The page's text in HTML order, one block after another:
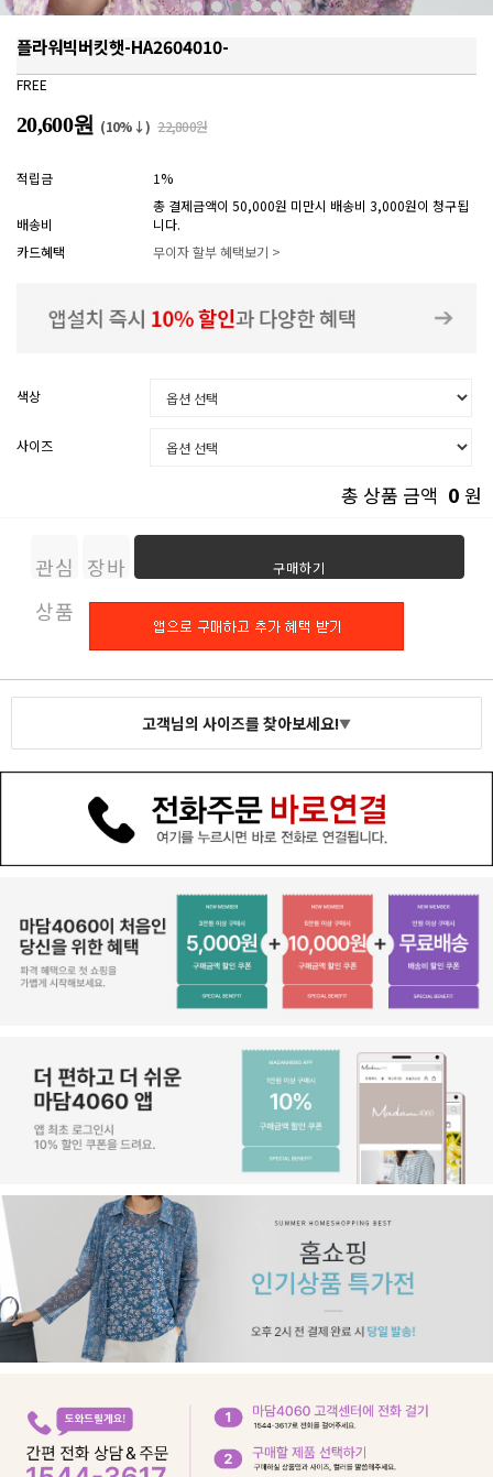
플라워빅버킷햇-HA2604010-
FREE
20,600원 (10%↓) 22,800원
적립금 1%
배송비
총 결제금액이 50,000원 미만시 배송비 3,000원이 청구됩
니다.
카드혜택
무이자 할부 혜택보기 >
색상
사이즈
총 상품 금액 0 원
관심
상품
장바
구니
구매하기
고객님의 사이즈를 찾아보세요!▼